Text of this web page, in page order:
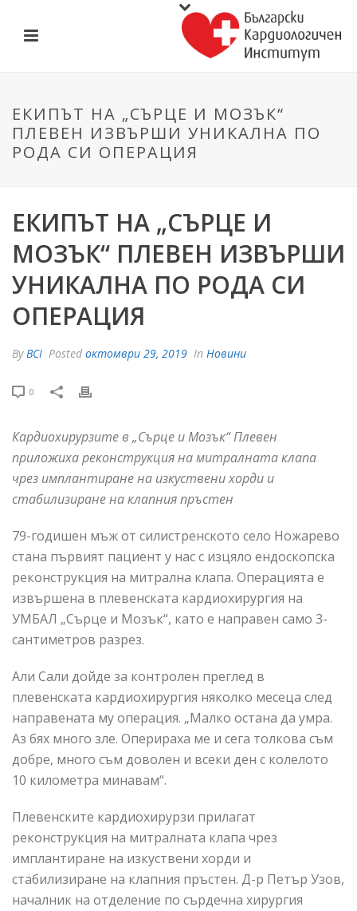
ЕКИПЪТ НА „СЪРЦЕ И МОЗЪК“
ПЛЕВЕН ИЗВЪРШИ УНИКАЛНА ПО
РОДА СИ ОПЕРАЦИЯ
ЕКИПЪТ НА „СЪРЦЕ И
МОЗЪК“ ПЛЕВЕН ИЗВЪРШИ
УНИКАЛНА ПО РОДА СИ
ОПЕРАЦИЯ
ByBCI Posted октомври 29, 2019 In Новини
0
Кардиохирурзите в „Сърце и Мозък“ Плевен
приложиха реконструкция на митралната клапа
чрез имплантиране на изкуствени хорди и
стабилизиране на клапния пръстен
79-годишен мъж от силистренското село Ножарево
стана първият пациент у нас с изцяло ендоскопска
реконструкция на митрална клапа. Операцията е
извършена в плевенската кардиохирургия на
УМБАЛ „Сърце и Мозък“, като е направен само 3-
сантиметров разрез.
Али Сали дойде за контролен преглед в
плевенската кардиохирургия няколко месеца след
направената му операция. „Малко остана да умра.
Аз бях много зле. Оперираха ме и сега толкова съм
добре, много съм доволен и всеки ден с колелото
10 километра минавам“.
Плевенските кардиохирурзи прилагат
реконструкция на митралната клапа чрез
имплантиране на изкуствени хорди и
стабилизиране на клапния пръстен. Д-р Петър Узов,
началник на отделение по сърдечна хирургия